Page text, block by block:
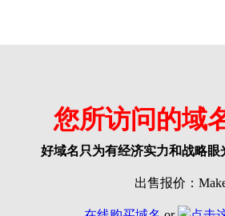
您所访问的域
好域名只为有经济实力和战略
出售报价：